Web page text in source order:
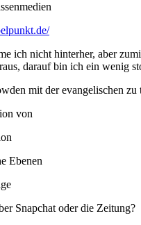
ich nicht hinterher, aber
darauf bin ich ein wenig
mit der evangelischen zu
von
Ebenen
Snapchat oder die Zeitung?